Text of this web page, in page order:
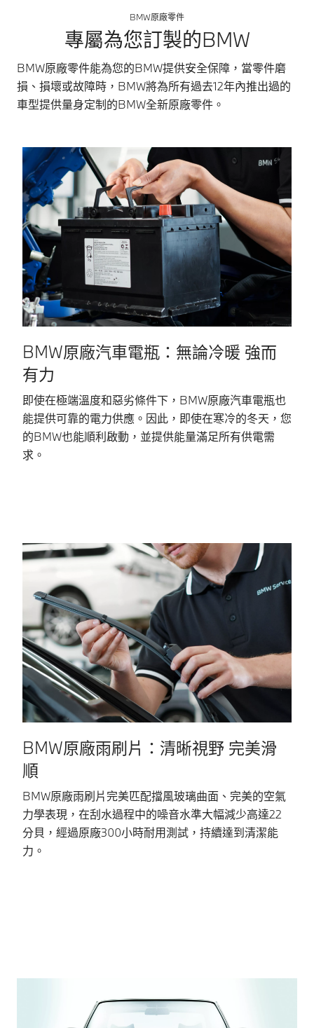
BMW原廠零件
專屬為您訂製的BMW
BMW原廠零件能為您的BMW提供安全保障，當零件磨
損、損壞或故障時，BMW將為所有過去12年內推出過的
車型提供量身定制的BMW全新原廠零件。
BMW原廠汽車電瓶：無論冷暖 強而
有力
即使在極端溫度和惡劣條件下，BMW原廠汽車電瓶也
能提供可靠的電力供應。因此，即使在寒冷的冬天，您
的BMW也能順利啟動，並提供能量滿足所有供電需
求。
BMW原廠雨刷片：清晰視野 完美滑
順
BMW原廠雨刷片完美匹配擋風玻璃曲面、完美的空氣
力學表現，在刮水過程中的噪音水準大幅減少高達22
分貝，經過原廠300小時耐用測試，持續達到清潔能
力。